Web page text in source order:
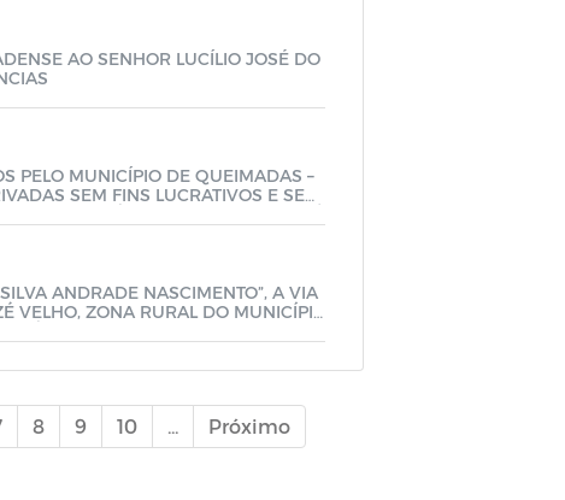
AO SENHOR LUCÍLIO JOSÉ DO
PELO MUNICÍPIO DE QUEIMADAS –
SEM FINS LUCRATIVOS E SER
ANDRADE NASCIMENTO”, A VIA
VELHO, ZONA RURAL DO MUNICÍPI
8 9 10 ... Próximo